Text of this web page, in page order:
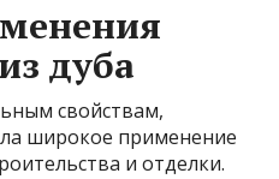
дуба
свойствам,
широкое применение
и отделки.